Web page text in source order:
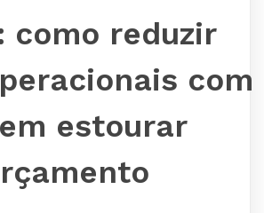
como reduzir
com
estourar